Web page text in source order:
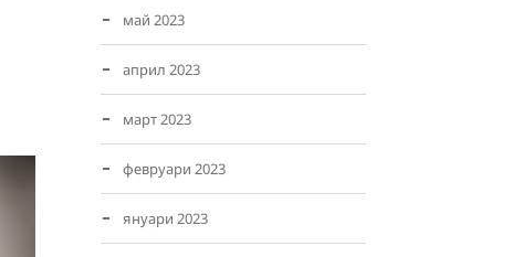
май 2023
април 2023
март 2023
февруари 2023
януари 2023